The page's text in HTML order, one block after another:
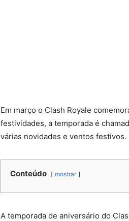
Em março o Clash Royale
festividades, a temporada é
várias novidades e ventos festivos.
Conteúdo mostrar
A temporada de aniversário do